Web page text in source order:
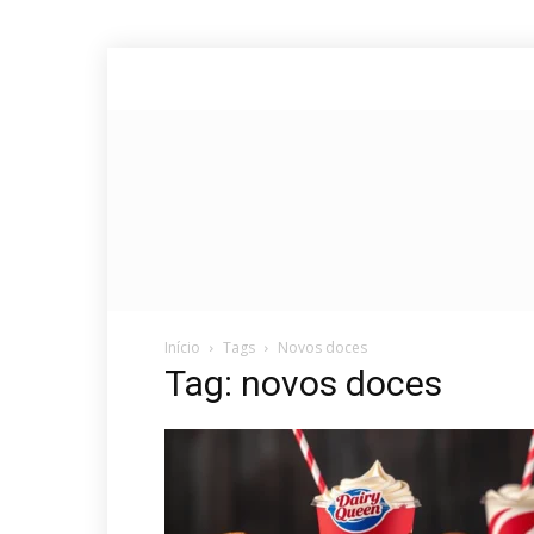
Início Tags Novos doces
Tag: novos doces